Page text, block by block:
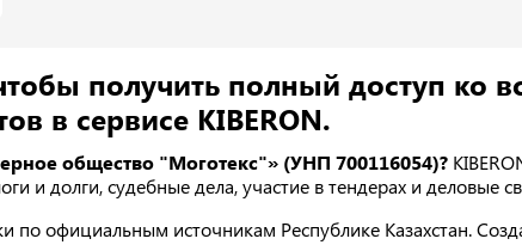
получить полный доступ ко
в сервисе KIBERON.
общество "Моготекс"» (УНП 700116054)?
и долги, судебные дела, участие в тендерах и деловые
по официальным источникам Республике Казахстан.